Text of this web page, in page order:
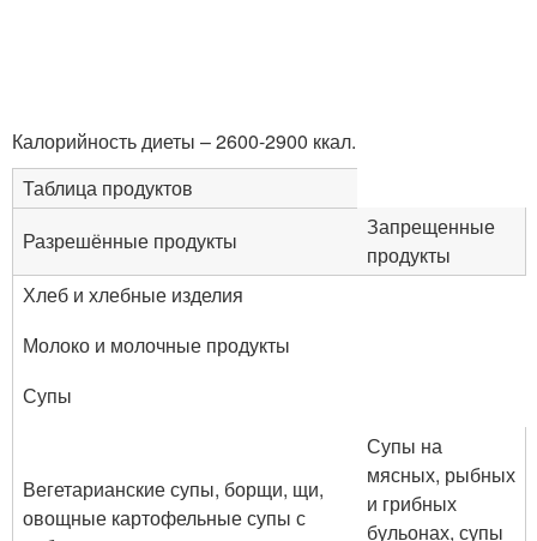
Калорийность диеты – 2600-2900 ккал.
Таблица продуктов
Разрешённые продукты
Запрещенные
продукты
Хлеб и хлебные изделия
Молоко и молочные продукты
Супы
Вегетарианские супы, борщи, щи,
овощные картофельные супы с
Супы на
мясных, рыбных
и грибных
бульонах, супы